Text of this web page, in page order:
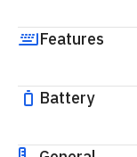
Features
Battery